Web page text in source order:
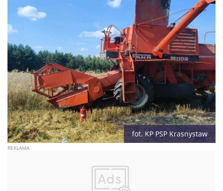
fot. KP PSP Krasnystaw